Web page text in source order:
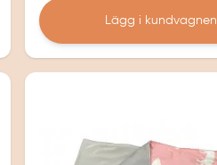
Lägg i kundvagnen